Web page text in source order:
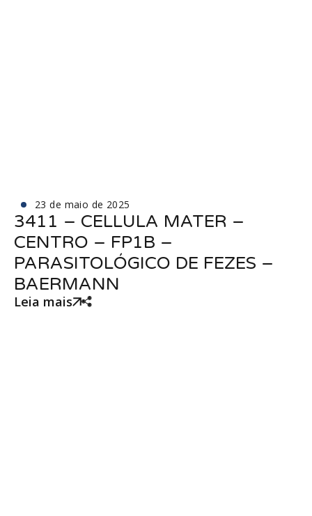
23 de maio de 2025
3411 – CELLULA MATER –
CENTRO – FP1B –
PARASITOLÓGICO DE FEZES –
BAERMANN
Leia mais